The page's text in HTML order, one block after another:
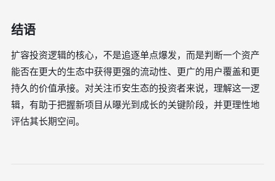
结语
扩容投资逻辑的核心，不是追逐单点爆发，而是判断一个资产
能否在更大的生态中获得更强的流动性、更广的用户覆盖和更
持久的价值承接。对关注币安生态的投资者来说，理解这一逻
辑，有助于把握新项目从曝光到成长的关键阶段，并更理性地
评估其长期空间。